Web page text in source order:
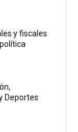
y fiscales
Deportes